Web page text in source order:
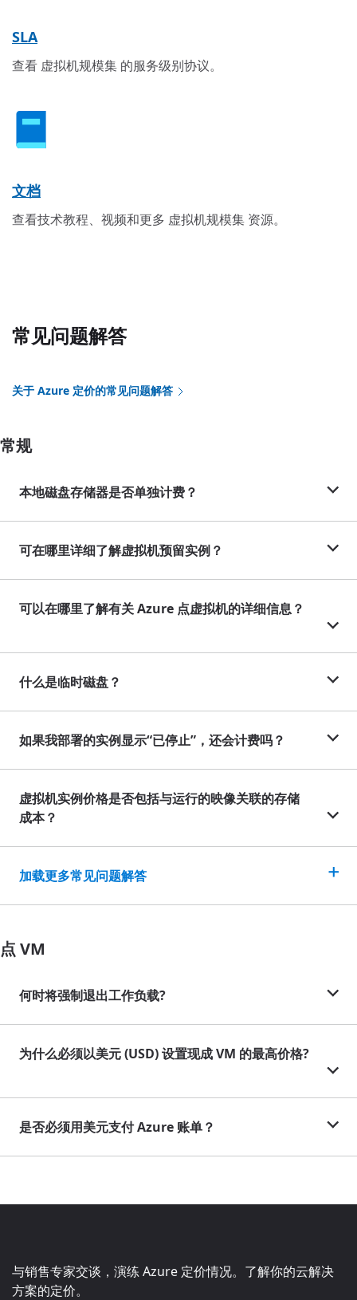
SLA
查看 虚拟机规模集 的服务级别协议。
文档
查看技术教程、视频和更多 虚拟机规模集 资源。
常见问题解答
关于 Azure 定价的常见问题解答
常规
本地磁盘存储器是否单独计费？
可在哪里详细了解虚拟机预留实例？
可以在哪里了解有关 Azure 点虚拟机的详细信息？
什么是临时磁盘？
如果我部署的实例显示“已停止”，还会计费吗？
虚拟机实例价格是否包括与运行的映像关联的存储
成本？
加载更多常见问题解答
点 VM
何时将强制退出工作负载?
为什么必须以美元 (USD) 设置现成 VM 的最高价格?
是否必须用美元支付 Azure 账单？
与销售专家交谈，演练 Azure 定价情况。了解你的云解决
方案的定价。